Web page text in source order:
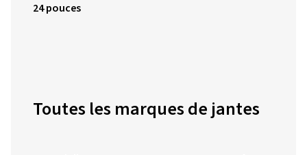
24 pouces
Toutes les marques de jantes